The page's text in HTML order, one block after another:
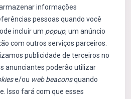
informações
pessoas quando você
incluir um popup, um anúncio
com outros serviços parceiros.
publicidade de terceiros no
anunciantes poderão utilizar
e/ou web beaconsquando
Isso fará com que esses